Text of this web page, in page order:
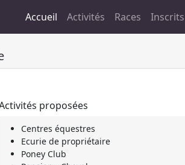
Accueil Activités Races Inscrits
proposées
Centres équestres
Ecurie de propriétaire
Poney Club